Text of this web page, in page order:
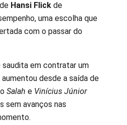
Hansi Flick de
uma escolha que
com o passar do
em contratar um
desde a saída de
Salah e Vinícius Júnior
sem avanços nas